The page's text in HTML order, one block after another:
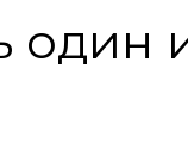
один